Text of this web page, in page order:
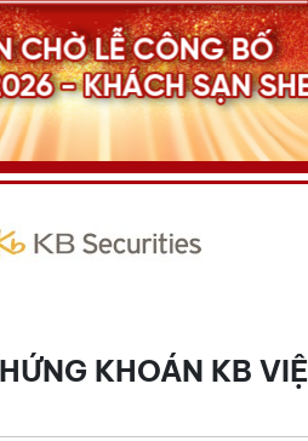
KHOÁN KB